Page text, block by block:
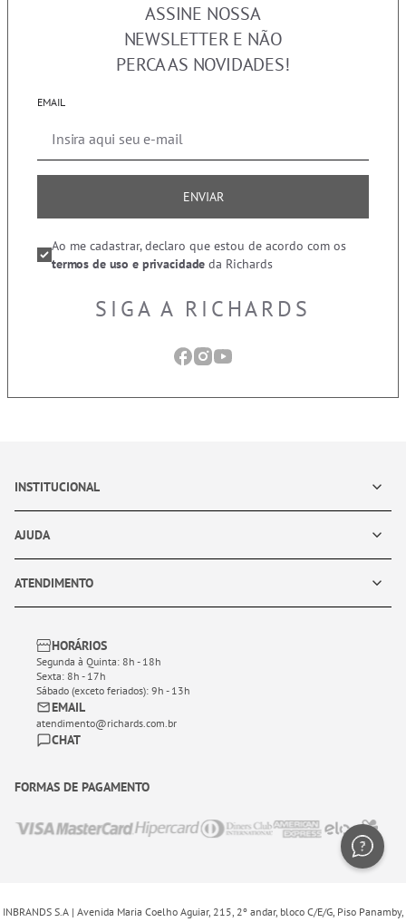
ASSINE NOSSA
NEWSLETTER E NÃO
PERCA AS NOVIDADES!
EMAIL
ENVIAR
Ao me cadastrar, declaro que estou de acordo com os
termos de uso e privacidade da Richards
SIGA A RICHARDS
INSTITUCIONAL
AJUDA
ATENDIMENTO
HORÁRIOS
Segunda à Quinta: 8h - 18h
Sexta: 8h - 17h
Sábado (exceto feriados): 9h - 13h
EMAIL
atendimento@richards.com.br
CHAT
FORMAS DE PAGAMENTO
INBRANDS S.A | Avenida Maria Coelho Aguiar, 215, 2º andar, bloco C/E/G, Piso Panamby,